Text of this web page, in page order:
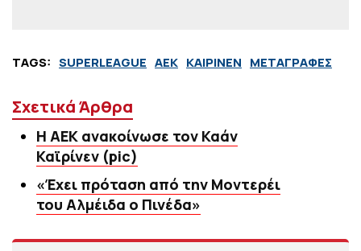
TAGS: SUPERLEAGUE ΑΕΚ ΚΑΙΡΙΝΕΝ ΜΕΤΑΓΡΑΦΕΣ
Σχετικά Άρθρα
Η ΑΕΚ ανακοίνωσε τον Καάν
Καϊρίνεν (pic)
«Έχει πρόταση από την Μοντερέι
του Αλμέιδα ο Πινέδα»